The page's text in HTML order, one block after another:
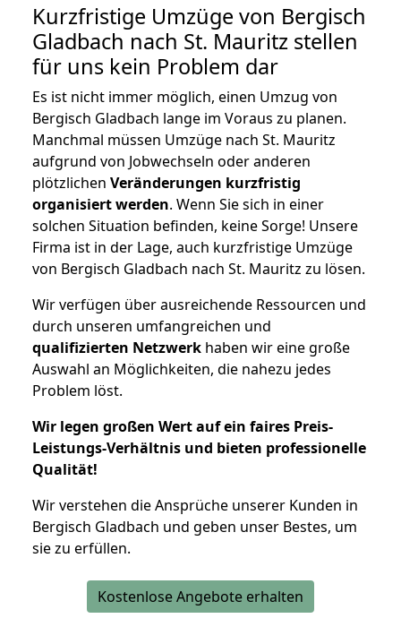
Kurzfristige Umzüge von Bergisch
Gladbach nach St. Mauritz stellen
für uns kein Problem dar
Es ist nicht immer möglich, einen Umzug von
Bergisch Gladbach lange im Voraus zu planen.
Manchmal müssen Umzüge nach St. Mauritz
aufgrund von Jobwechseln oder anderen
plötzlichen Veränderungen kurzfristig
organisiert werden. Wenn Sie sich in einer
solchen Situation befinden, keine Sorge! Unsere
Firma ist in der Lage, auch kurzfristige Umzüge
von Bergisch Gladbach nach St. Mauritz zu lösen.
Wir verfügen über ausreichende Ressourcen und
durch unseren umfangreichen und
qualifizierten Netzwerk haben wir eine große
Auswahl an Möglichkeiten, die nahezu jedes
Problem löst.
Wir legen großen Wert auf ein faires Preis-
Leistungs-Verhältnis und bieten professionelle
Qualität!
Wir verstehen die Ansprüche unserer Kunden in
Bergisch Gladbach und geben unser Bestes, um
sie zu erfüllen.
Kostenlose Angebote erhalten